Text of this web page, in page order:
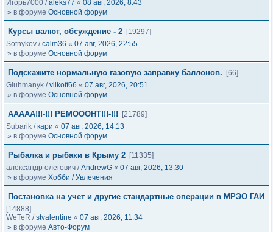
Игорь7000 /aleks77 « 08 авг, 2026, 8:43
» в форуме Основной форум
Курсы валют, обсуждение - 2 [19297]
Sotnykov /calm36 « 07 авг, 2026, 22:55
» в форуме Основной форум
Подскажите нормальную газовую заправку баллонов.
[66]
Gluhmanyk /vilkoff66 « 07 авг, 2026, 20:51
» в форуме Основной форум
ААААА!!!-!!! РЕМОООНТ!!!-!!!
[21789]
Subarik /кари « 07 авг, 2026, 14:13
» в форуме Основной форум
Рыбалка и рыбаки в Крыму 2 [11335]
александр олегович /AndrewG « 07 авг, 2026, 13:30
» в форуме Хобби / Увлечения
Постановка на учет и другие стандартные операции в МРЭО ГАИ
[14888]
WeTeR /stvalentine « 07 авг, 2026, 11:34
» в форуме Авто-Форум